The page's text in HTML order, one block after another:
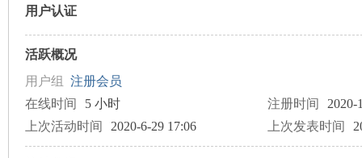
用户认证
活跃概况
用户组 注册会员
在线时间
5 小时 注册时间
2020-
上次活动时间
2020-6-29 17:06 上次发表时间